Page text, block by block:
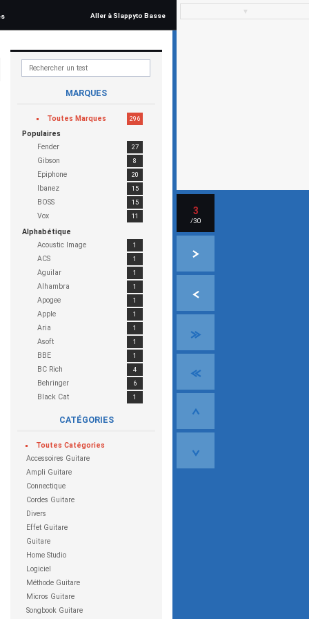
Aller à Slappyto Basse
MARQUES
296
Toutes Marques
Populaires
27
Fender
8
Gibson
20
Epiphone
15
Ibanez
15
BOSS
11
Vox
Alphabétique
1
Acoustic Image
1
ACS
1
Aguilar
1
Alhambra
1
Apogee
1
Apple
1
Aria
1
Asoft
1
BBE
4
BC Rich
6
Behringer
1
Black Cat
BlackstarCATÉGORIES
Toutes Catégories
Accessoires Guitare
Ampli Guitare
Connectique
Cordes Guitare
Divers
Effet Guitare
Guitare
Home Studio
Logiciel
Méthode Guitare
Micros Guitare
Songbook Guitare
3
/30
▼